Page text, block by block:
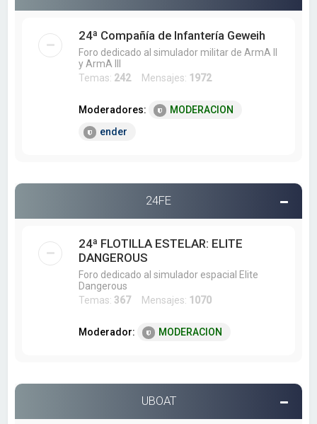
24ª Compañía de Infantería Geweih
Foro dedicado al simulador militar de ArmA II
y ArmA III
Temas: 242Mensajes: 1972
Moderadores:
MODERACION
ender
24FE
24ª FLOTILLA ESTELAR: ELITE
DANGEROUS
Foro dedicado al simulador espacial Elite
Dangerous
Temas: 367Mensajes: 1070
Moderador: MODERACION
UBOAT